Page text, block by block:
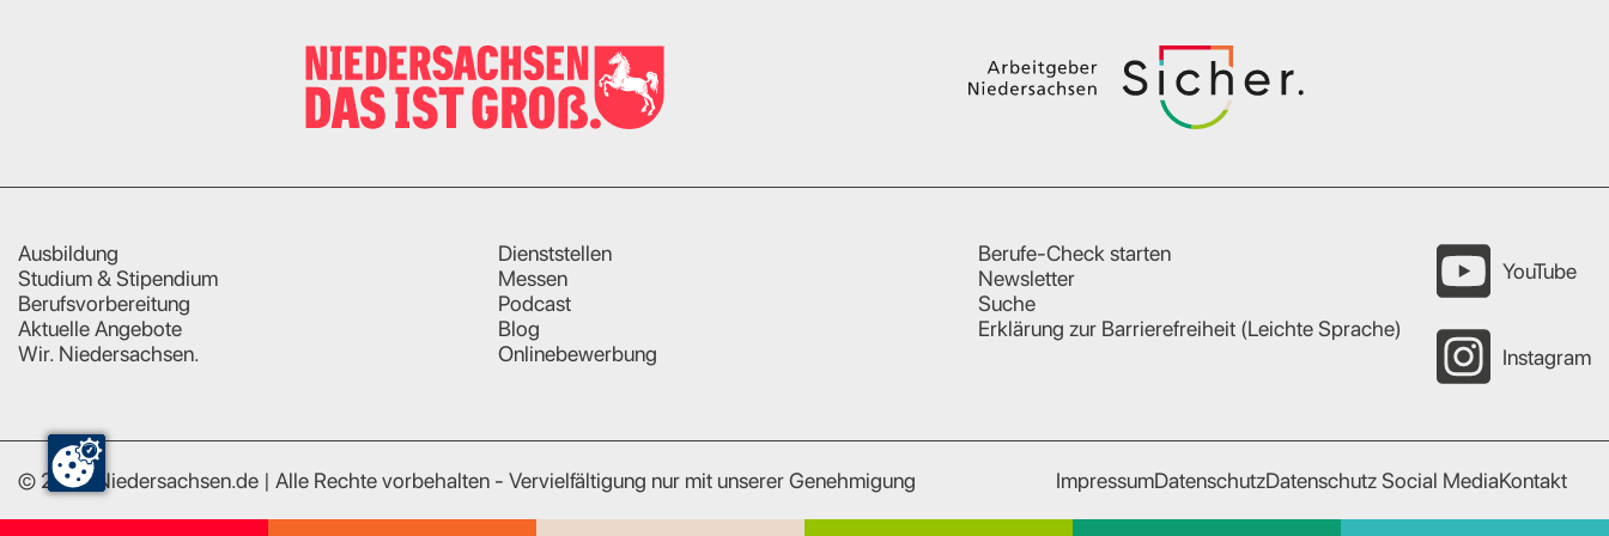
Ausbildung
Studium & Stipendium
Berufsvorbereitung
Aktuelle Angebote
Wir. Niedersachsen.
Dienststellen
Messen
Podcast
Blog
Onlinebewerbung
Berufe-Check starten
Newsletter
Suche
Erklärung zur Barrierefreiheit (Leichte Sprache)
YouTube
Instagram
© 2023 Niedersachsen.de | Alle Rechte vorbehalten - Vervielfältigung nur mit unserer Genehmigung ImpressumDatenschutzDatenschutz Social MediaKontakt